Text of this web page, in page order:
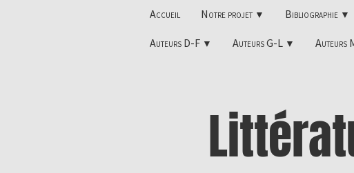
Accueil Notre projet ▼ Bibliographie ▼
Auteurs D-F ▼ Auteurs G-L ▼ Auteurs